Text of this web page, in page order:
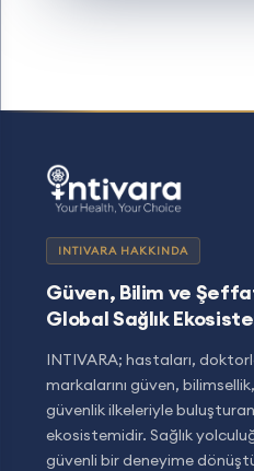
INTIVARA HAKKINDA
Güven, Bilim ve
Global Sağlık
INTIVARA; hastaları,
markalarını güven,
güvenlik ilkeleriyle
ekosistemidir. Sağlık
güvenli bir deneyime